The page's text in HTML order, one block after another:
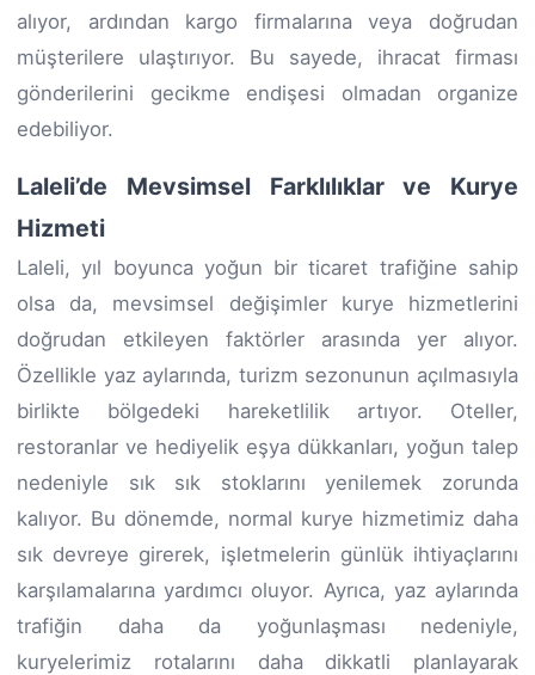
alıyor, ardından kargo firmalarına veya doğrudan
müşterilere ulaştırıyor. Bu sayede, ihracat firması
gönderilerini gecikme endişesi olmadan organize
edebiliyor.
Laleli’de Mevsimsel Farklılıklar ve Kurye
Hizmeti
Laleli, yıl boyunca yoğun bir ticaret trafiğine sahip
olsa da, mevsimsel değişimler kurye hizmetlerini
doğrudan etkileyen faktörler arasında yer alıyor.
Özellikle yaz aylarında, turizm sezonunun açılmasıyla
birlikte bölgedeki hareketlilik artıyor. Oteller,
restoranlar ve hediyelik eşya dükkanları, yoğun talep
nedeniyle sık sık stoklarını yenilemek zorunda
kalıyor. Bu dönemde, normal kurye hizmetimiz daha
sık devreye girerek, işletmelerin günlük ihtiyaçlarını
karşılamalarına yardımcı oluyor. Ayrıca, yaz aylarında
trafiğin daha da yoğunlaşması nedeniyle,
kuryelerimiz rotalarını daha dikkatli planlayarak